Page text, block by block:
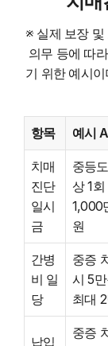
※ 실제 보장 및
의무 등에 따
기 위한 예시
항목 예시 A
치매
진단
일시
금
중등
상 1회
1,000
원
간병
비 일
당
중증
시 5
최대
납입
중증